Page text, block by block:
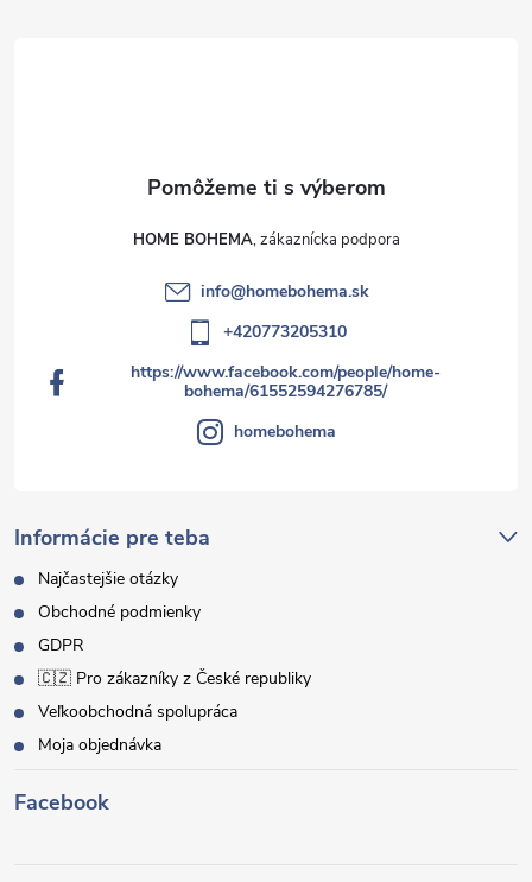
Informácie pre teba
Najčastejšie otázky
Obchodné podmienky
GDPR
🇨🇿 Pro zákazníky z České republiky
Veľkoobchodná spolupráca
Moja objednávka
HOME BOHEMA
info@homebohema.sk
+420773205310
https://www.facebook.com/people/home-
bohema/61552594276785/
homebohema
Facebook